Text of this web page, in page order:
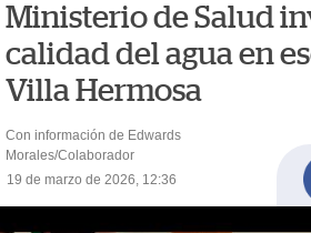
Ministerio de Salud
calidad del agua en
Villa Hermosa
Con información de Edwards
Morales/Colaborador
19 de marzo de 2026, 12:36